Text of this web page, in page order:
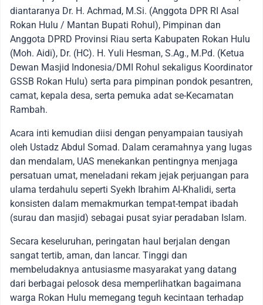
diantaranya Dr. H. Achmad, M.Si. (Anggota DPR RI Asal
Rokan Hulu / Mantan Bupati Rohul), Pimpinan dan
Anggota DPRD Provinsi Riau serta Kabupaten Rokan Hulu
(Moh. Aidi), Dr. (HC). H. Yuli Hesman, S.Ag., M.Pd. (Ketua
Dewan Masjid Indonesia/DMI Rohul sekaligus Koordinator
GSSB Rokan Hulu) serta para pimpinan pondok pesantren,
camat, kepala desa, serta pemuka adat se-Kecamatan
Rambah.
Acara inti kemudian diisi dengan penyampaian tausiyah
oleh Ustadz Abdul Somad. Dalam ceramahnya yang lugas
dan mendalam, UAS menekankan pentingnya menjaga
persatuan umat, meneladani rekam jejak perjuangan para
ulama terdahulu seperti Syekh Ibrahim Al-Khalidi, serta
konsisten dalam memakmurkan tempat-tempat ibadah
(surau dan masjid) sebagai pusat syiar peradaban Islam.
Secara keseluruhan, peringatan haul berjalan dengan
sangat tertib, aman, dan lancar. Tinggi dan
membeludaknya antusiasme masyarakat yang datang
dari berbagai pelosok desa memperlihatkan bagaimana
warga Rokan Hulu memegang teguh kecintaan terhadap